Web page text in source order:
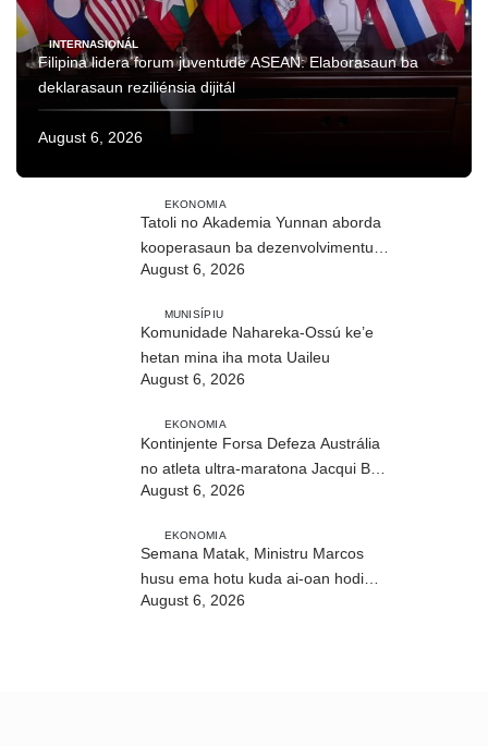
INTERNASIONÁL
Filipina lidera forum juventude ASEAN: Elaborasaun ba
deklarasaun reziliénsia dijitál
August 6, 2026
EKONOMIA
Tatoli no Akademia Yunnan aborda
kooperasaun ba dezenvolvimentu
no troka informasaun
August 6, 2026
MUNISÍPIU
Komunidade Nahareka-Ossú ke’e
hetan mina iha mota Uaileu
August 6, 2026
EKONOMIA
Kontinjente Forsa Defeza Austrália
no atleta ultra-maratona Jacqui Bell
partisipa DIM 2026
August 6, 2026
EKONOMIA
Semana Matak, Ministru Marcos
husu ema hotu kuda ai-oan hodi
proteje biodiversidade
August 6, 2026